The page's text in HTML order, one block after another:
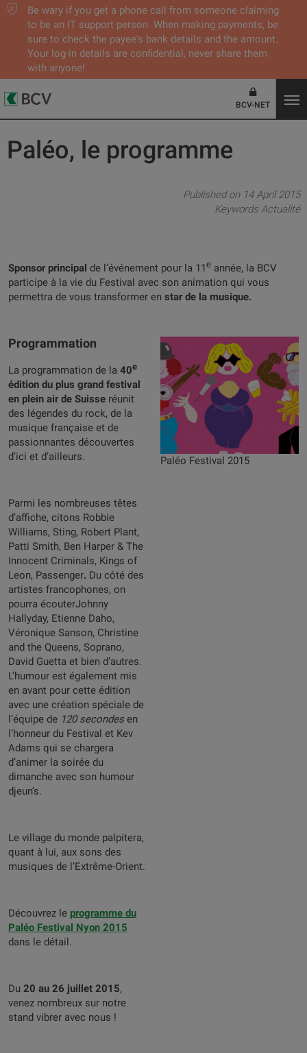
Be wary if you get a phone call from someone claiming
to be an IT support person. When making payments, be
sure to check the payee's bank details and the amount.
Your log-in details are confidential, never share them
with anyone!
BCV-NET
Paléo, le programme
Published on 14 April 2015
Keywords Actualité
Sponsor principal de l’événement pour la 11e année, la BCV
participe à la vie du Festival avec son animation qui vous
permettra de vous transformer en star de la musique.
Programmation
La programmation de la 40e
édition du plus grand festival
en plein air de Suisse réunit
des légendes du rock, de la
musique française et de
passionnantes découvertes
d’ici et d’ailleurs.
Parmi les nombreuses têtes
d’affiche, citons Robbie
Williams, Sting, Robert Plant,
Patti Smith, Ben Harper & The
Innocent Criminals, Kings of
Leon, Passenger. Du côté des
artistes francophones, on
pourra écouterJohnny
Hallyday, Etienne Daho,
Véronique Sanson, Christine
and the Queens, Soprano,
David Guetta et bien d’autres.
L’humour est également mis
en avant pour cette édition
avec une création spéciale de
l’équipe de 120 secondesen
l’honneur du Festival et Kev
Adams qui se chargera
d’animer la soirée du
dimanche avec son humour
djeun’s.
Le village du monde palpitera,
quant à lui, aux sons des
musiques de l’Extrême-Orient.
Découvrez le programme du
Paléo Festival Nyon 2015
dans le détail.
Du 20 au 26 juillet 2015,
venez nombreux sur notre
stand vibrer avec nous !
Paléo Festival 2015